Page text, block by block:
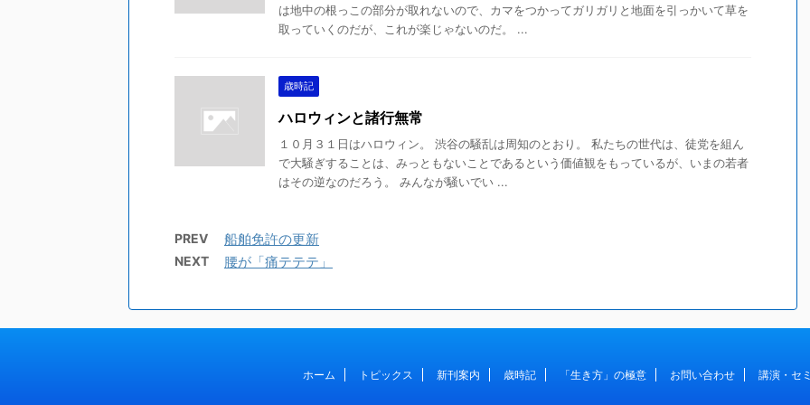
は地中の根っこの部分が取れないので、カマをつかってガリガリと地面を引っかいて草を
取っていくのだが、これが楽じゃないのだ。 ...
歳時記
ハロウィンと諸行無常
１０月３１日はハロウィン。 渋谷の騒乱は周知のとおり。 私たちの世代は、徒党を組ん
で大騒ぎすることは、みっともないことであるという価値観をもっているが、いまの若者
はその逆なのだろう。 みんなが騒いでい ...
PREV 船舶免許の更新
NEXT 腰が「痛テテテ」
ホーム トピックス 新刊案内 歳時記 「生き方」の極意 お問い合わせ 講演・セ